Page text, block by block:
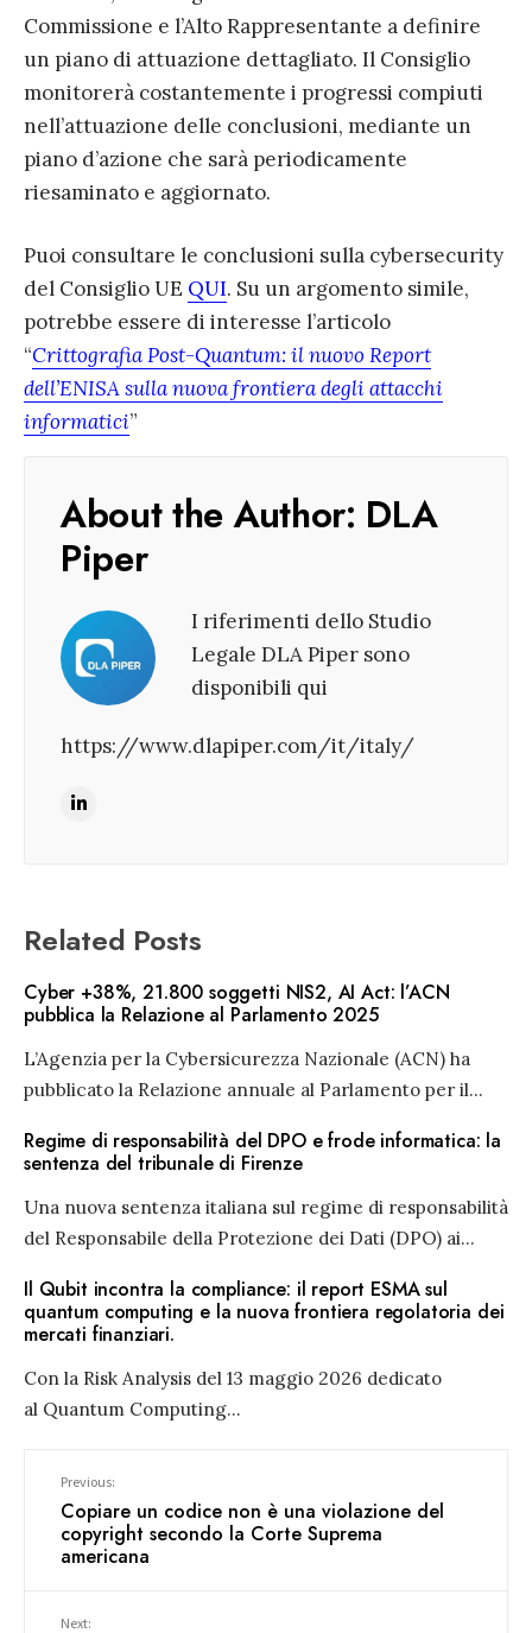
Commissione e l’Alto Rappresentante a definire
un piano di attuazione dettagliato. Il Consiglio
monitorerà costantemente i progressi compiuti
nell’attuazione delle conclusioni, mediante un
piano d’azione che sarà periodicamente
riesaminato e aggiornato.
Puoi consultare le conclusioni sulla cybersecurity
del Consiglio UE QUI. Su un argomento simile,
potrebbe essere di interesse l’articolo
“Crittografia Post-Quantum: il nuovo Report
dell’ENISA sulla nuova frontiera degli attacchi
informatici”
About the Author: DLA
Piper
I riferimenti dello Studio
Legale DLA Piper sono
disponibili qui
https://www.dlapiper.com/it/italy/
Related Posts
Cyber +38%, 21.800 soggetti NIS2, AI Act: l’ACN
pubblica la Relazione al Parlamento 2025
L’Agenzia per la Cybersicurezza Nazionale (ACN) ha
pubblicato la Relazione annuale al Parlamento per il...
Regime di responsabilità del DPO e frode informatica: la
sentenza del tribunale di Firenze
Una nuova sentenza italiana sul regime di responsabilità
del Responsabile della Protezione dei Dati (DPO) ai...
Il Qubit incontra la compliance: il report ESMA sul
quantum computing e la nuova frontiera regolatoria dei
mercati finanziari.
Con la Risk Analysis del 13 maggio 2026 dedicato
al Quantum Computing...
Previous:
Copiare un codice non è una violazione del
copyright secondo la Corte Suprema
americana
Next: